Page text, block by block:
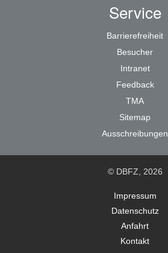
Service
Barrierefreiheit
Besucher
Intranet
Feedback
TMA
Sitemap
Ausschreibungen
© DBFZ, 2026
Impressum
Datenschutz
Anfahrt
Kontakt